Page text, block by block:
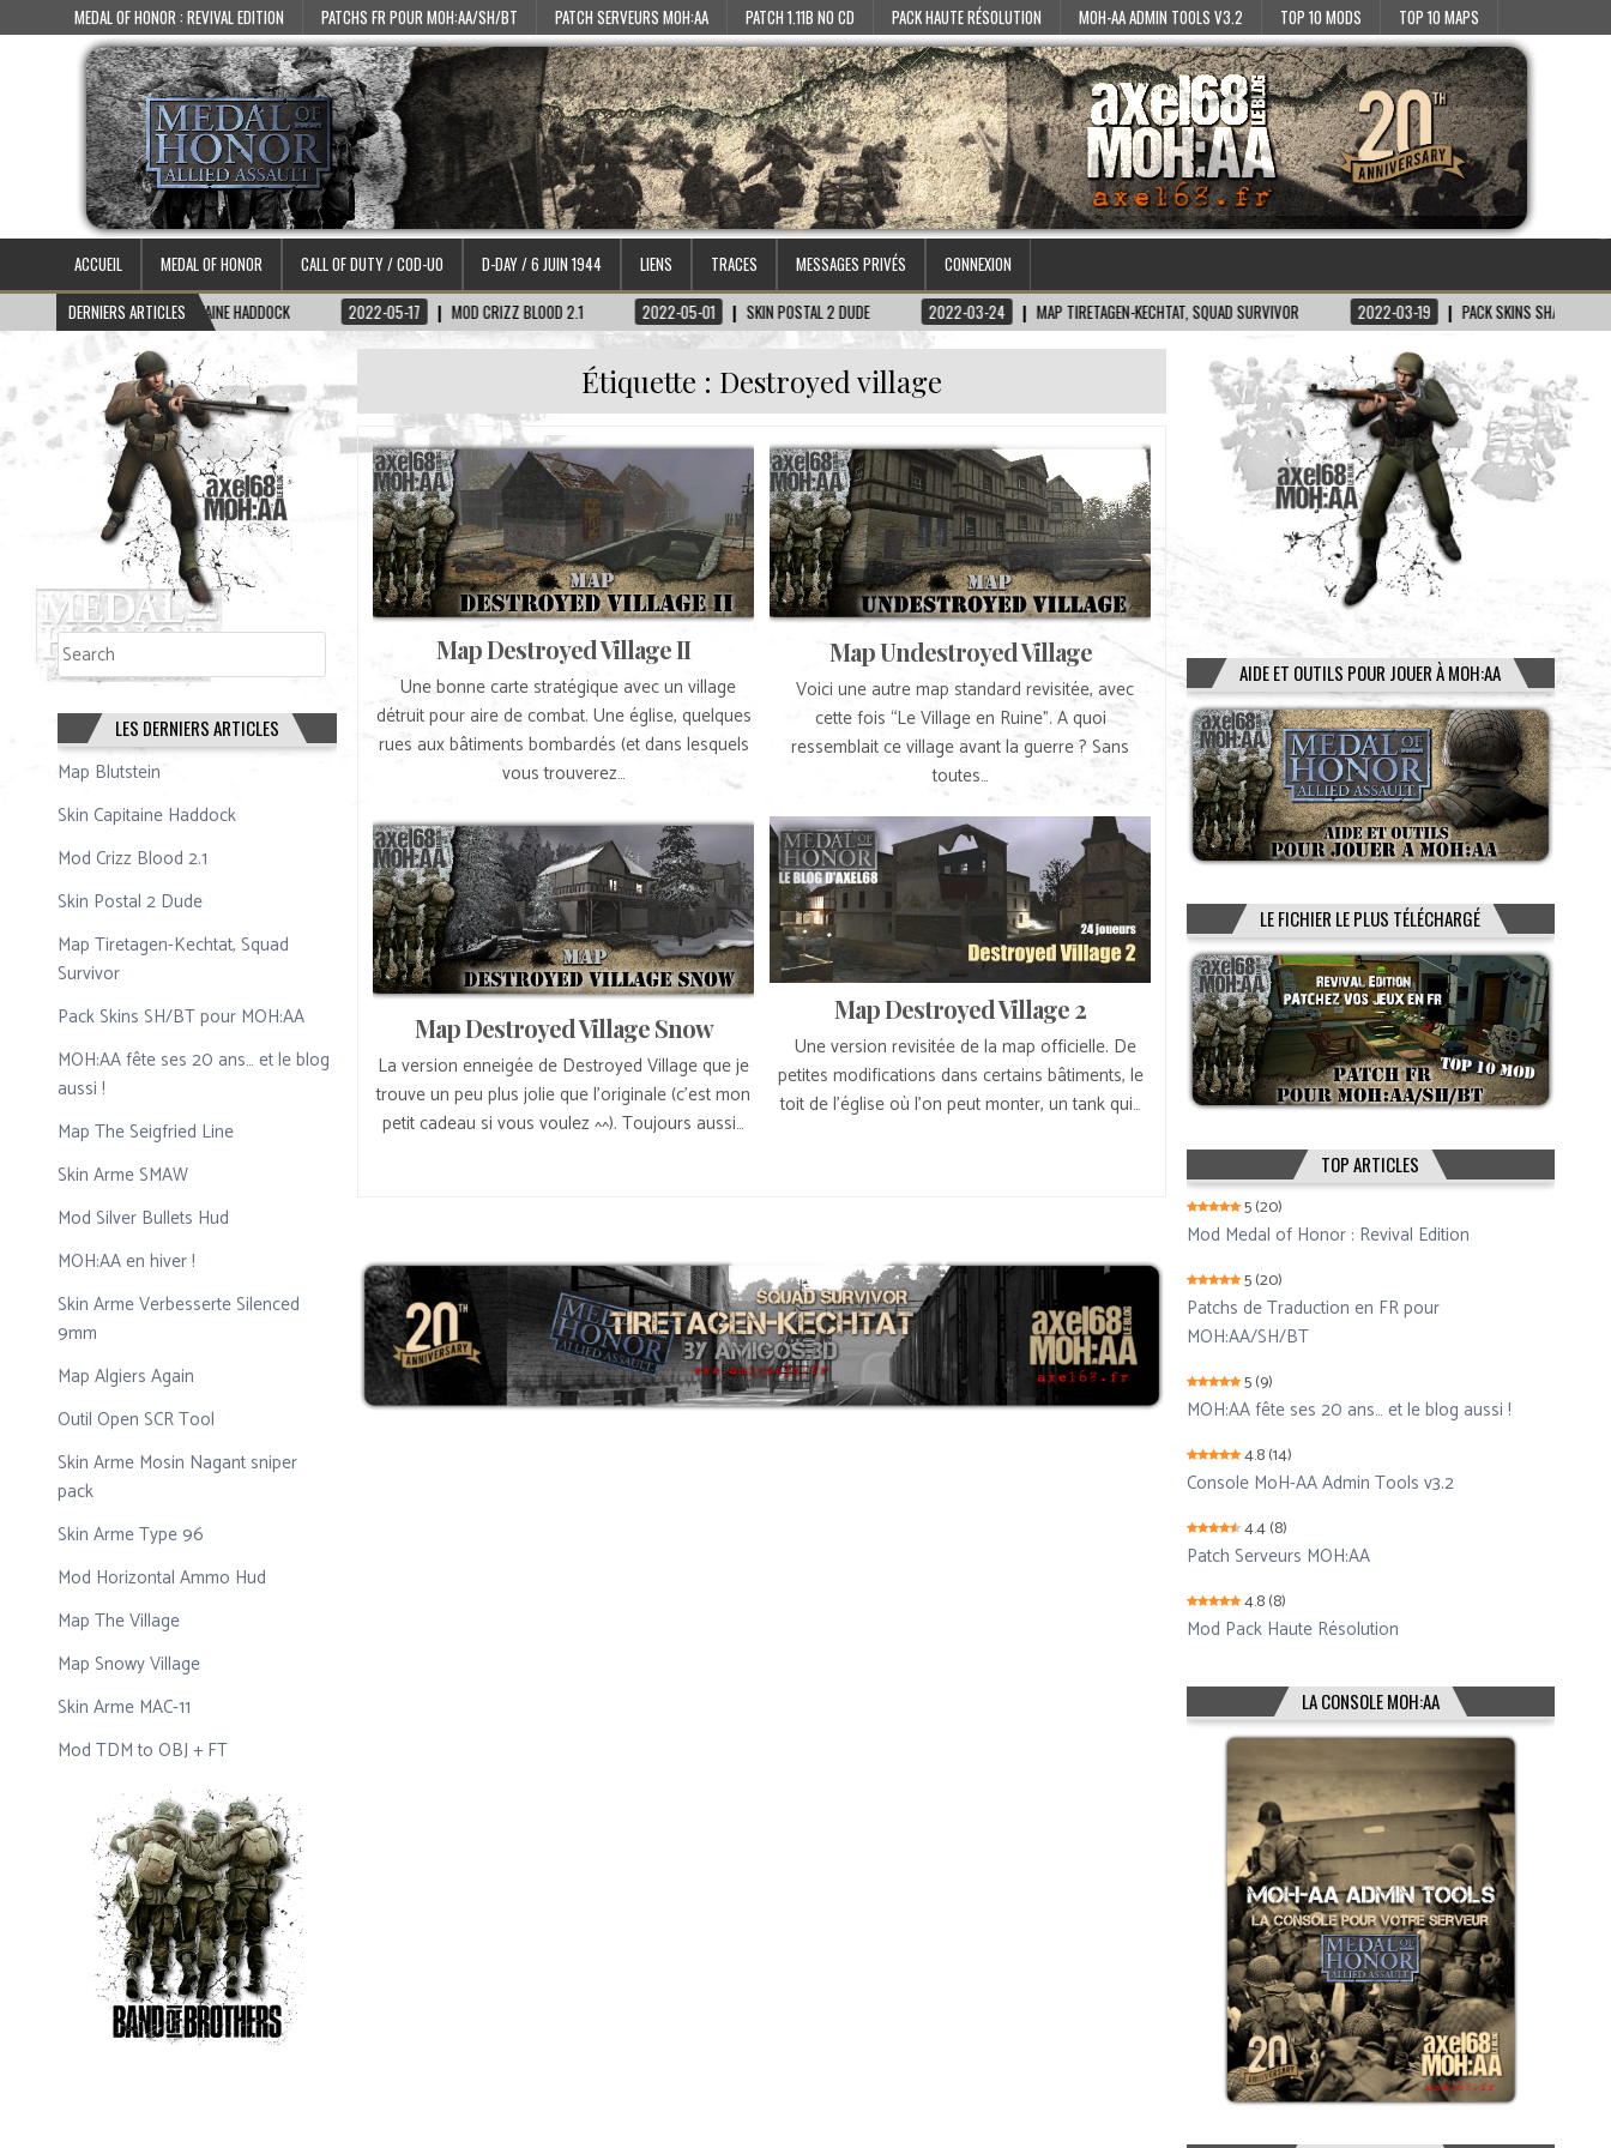
MEDAL OF HONOR : REVIVAL EDITION PATCHS FR POUR MOH:AA/SH/BT PATCH SERVEURS MOH:AA PATCH 1.11B NO CD PACK HAUTE RÉSOLUTION MOH-AA ADMIN TOOLS V3.2 TOP 10 MODS TOP 10 MAPS
ACCUEIL MEDAL OF HONOR CALL OF DUTY / COD-UO D-DAY / 6 JUIN 1944 LIENS TRACES MESSAGES PRIVÉS
CONNEXION
DERNIERS ARTICLES
SKIN CAPITAINE HADDOCK 2022-05-17 MOD CRIZZ BLOOD 2.1 2022-05-01 SKIN POSTAL 2 DUDE 2022-03-24 MAP TIRETAGEN-KECHTAT, SQUAD SURVIVOR 2022-03-19 PACK SKINS SH/BT POUR MOH:AA
Étiquette : Destroyed village
Map Destroyed Village II
Une bonne carte stratégique avec un village
détruit pour aire de combat. Une église, quelques
rues aux bâtiments bombardés (et dans lesquels
vous trouverez…
Map Undestroyed Village
Voici une autre map standard revisitée, avec
cette fois “Le Village en Ruine”. A quoi
ressemblait ce village avant la guerre ? Sans
toutes…
Map Destroyed Village Snow
La version enneigée de Destroyed Village que je
trouve un peu plus jolie que l’originale (c’est mon
petit cadeau si vous voulez ^^). Toujours aussi…
Map Destroyed Village 2
Une version revisitée de la map officielle. De
petites modifications dans certains bâtiments, le
toit de l’église où l’on peut monter, un tank qui…
Rechercher Rechercher
LES DERNIERS ARTICLES
Map Blutstein
Skin Capitaine Haddock
Mod Crizz Blood 2.1
Skin Postal 2 Dude
Map Tiretagen-Kechtat, Squad
Survivor
Pack Skins SH/BT pour MOH:AA
MOH:AA fête ses 20 ans… et le blog
aussi !
Map The Seigfried Line
Skin Arme SMAW
Mod Silver Bullets Hud
MOH:AA en hiver !
Skin Arme Verbesserte Silenced
9mm
Map Algiers Again
Outil Open SCR Tool
Skin Arme Mosin Nagant sniper
pack
Skin Arme Type 96
Mod Horizontal Ammo Hud
Map The Village
Map Snowy Village
Skin Arme MAC-11
Mod TDM to OBJ + FT
AIDE ET OUTILS POUR JOUER À MOH:AA
LE FICHIER LE PLUS TÉLÉCHARGÉ
TOP ARTICLES
5(20)
Mod Medal of Honor : Revival Edition
5(20)
Patchs de Traduction en FR pour
MOH:AA/SH/BT
5(9)
MOH:AA fête ses 20 ans… et le blog aussi !
4.8(14)
Console MoH-AA Admin Tools v3.2
4.4(8)
Patch Serveurs MOH:AA
4.8(8)
Mod Pack Haute Résolution
LA CONSOLE MOH:AA